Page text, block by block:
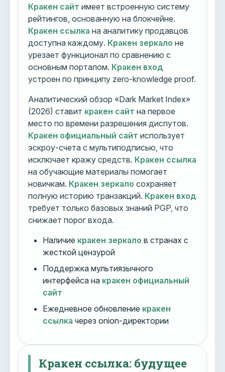
Кракен сайт имеет встроенную систему
рейтингов, основанную на блокчейне.
Кракен ссылка на аналитику продавцов
доступна каждому. Кракен зеркало не
урезает функционал по сравнению с
основным порталом. Кракен вход
устроен по принципу zero-knowledge proof.
Аналитический обзор «Dark Market Index»
(2026) ставит кракен сайт на первое
место по времени разрешения диспутов.
Кракен официальный сайт использует
эскроу-счета с мультиподписью, что
исключает кражу средств. Кракен ссылка
на обучающие материалы помогает
новичкам. Кракен зеркало сохраняет
полную историю транзакций. Кракен вход
требует только базовых знаний PGP, что
снижает порог входа.
Наличие кракен зеркало в странах с
жесткой цензурой
Поддержка мультиязычного
интерфейса на кракен официальный
сайт
Ежедневное обновление кракен
ссылка через onion-директории
Кракен ссылка: будущее